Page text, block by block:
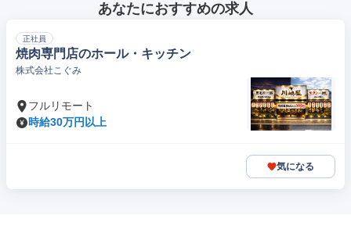
あなたにおすすめの求人
正社員
焼肉専門店のホール・キッチン
株式会社こぐみ
フルリモート
時給30万円以上
気になる